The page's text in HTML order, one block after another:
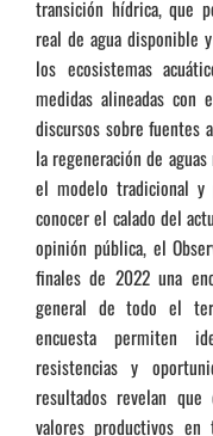
transición hídrica, que
real de agua disponible
los ecosistemas
medidas alineadas con
discursos sobre fuentes
la regeneración de
el modelo tradicional y
conocer el calado del
opinión pública, el
finales de 2022 una
general de todo el
encuesta permiten
resistencias y
resultados revelan
valores productivos